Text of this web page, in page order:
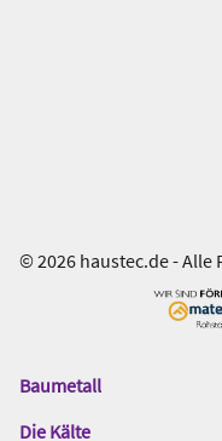
© 2026 haustec.de - Alle
Das
Gentner
Baumetall
Die Kälte